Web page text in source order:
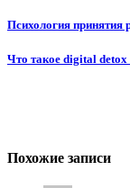
Психология
Что такое digital detox
Похожие записи